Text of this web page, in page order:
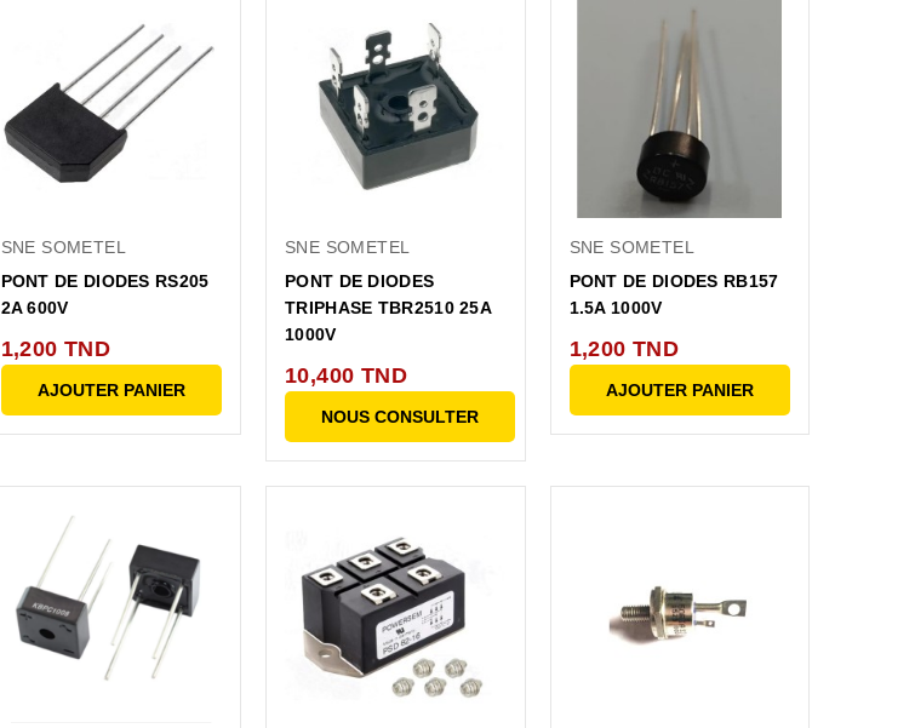
SNE SOMETEL
PONT DE DIODES RS205
2A 600V
1,200 TND
AJOUTER PANIER
SNE SOMETEL
PONT DE DIODES
TRIPHASE TBR2510 25A
1000V
10,400 TND
NOUS CONSULTER
SNE SOMETEL
PONT DE DIODES RB157
1.5A 1000V
1,200 TND
AJOUTER PANIER